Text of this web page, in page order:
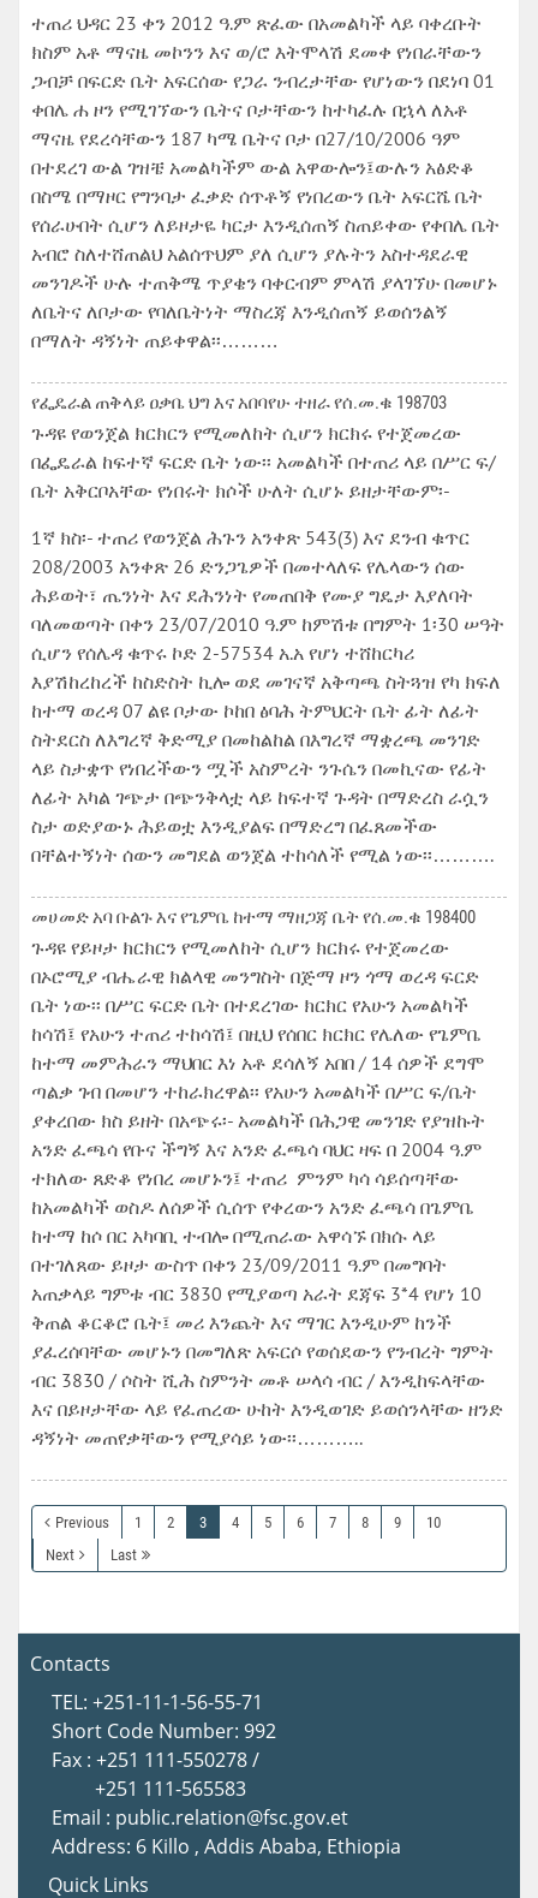
ተጠሪ ህዳር 23 ቀን 2012 ዓ.ም ጽፈው በአመልካች ላይ ባቀረቡት
ክስም አቶ ማናዜ መኮንን እና ወ/ሮ እትሞላሽ ደመቀ የነበራቸውን
ጋብቻ በፍርድ ቤት አፍርሰው የጋራ ንብረታቸው የሆነውን በደነባ 01
ቀበሌ ሐ ዞን የሚገኘውን ቤትና ቦታቸውን ከተካፈሉ በኋላ ለአቶ
ማናዜ የደረሳቸውን 187 ካሜ ቤትና ቦታ በ27/10/2006 ዓም
በተደረገ ውል ገዝቼ አመልካችም ውል አዋውሎን፤ውሉን አፅድቆ
በስሜ በማዞር የግንባታ ፈቃድ ሰጥቶኝ የነበረውን ቤት አፍርሼ ቤት
የሰራሁበት ሲሆን ለይዞታዬ ካርታ እንዲሰጠኝ ስጠይቀው የቀበሌ ቤት
አብሮ ስለተሸጠልህ አልሰጥህም ያለ ሲሆን ያሉትን አስተዳደራዊ
መንገዶች ሁሉ ተጠቅሜ ጥያቄን ባቀርብም ምላሽ ያላገኘሁ በመሆኑ
ለቤትና ለቦታው የባለቤትነት ማስረጃ እንዲሰጠኝ ይወሰንልኝ
በማለት ዳኝነት ጠይቀዋል፡፡………
የፌዴራል ጠቅላይ ዐቃቤ ህግ እና አበባየሁ ተዘራ የሰ.መ.ቁ 198703
ጉዳዩ የወንጀል ክርክርን የሚመለከት ሲሆን ክርክሩ የተጀመረው
በፌዴራል ከፍተኛ ፍርድ ቤት ነው፡፡ አመልካች በተጠሪ ላይ በሥር ፍ/
ቤት አቅርቦአቸው የነበሩት ክሶች ሁለት ሲሆኑ ይዘታቸውም፡-
1ኛ ክስ፡- ተጠሪ የወንጀል ሕጉን አንቀጽ 543(3) እና ደንብ ቁጥር
208/2003 አንቀጽ 26 ድንጋጌዎች በመተላለፍ የሌላውን ሰው
ሕይወት፣ ጤንነት እና ደሕንነት የመጠበቅ የሙያ ግዴታ እያለባት
ባለመወጣት በቀን 23/07/2010 ዓ.ም ከምሽቱ በግምት 1፡30 ሠዓት
ሲሆን የሰሌዳ ቁጥሩ ኮድ 2-57534 አ.አ የሆነ ተሸከርካሪ
እያሽከረከረች ከስድስት ኪሎ ወደ መገናኛ አቅጣጫ ስትጓዝ የካ ክፍለ
ከተማ ወረዳ 07 ልዩ ቦታው ኮከበ ፅባሕ ትምህርት ቤት ፊት ለፊት
ስትደርስ ለእግረኛ ቅድሚያ በመከልከል በእግረኛ ማቋረጫ መንገድ
ላይ ስታቋጥ የነበረችውን ሟች አስምረት ንጉሴን በመኪናው የፊት
ለፊት አካል ገጭታ በጭንቅላቷ ላይ ከፍተኛ ጉዳት በማድረስ ራሷን
ስታ ወድያውኑ ሕይወቷ እንዲያልፍ በማድረግ በፈጸመችው
በቸልተኝነት ሰውን መግደል ወንጀል ተከሳለች የሚል ነው፡፡……….
መሀመድ አባ ቡልጉ እና የጌምቤ ከተማ ማዘጋጃ ቤት የሰ.መ.ቁ 198400
ጉዳዩ የይዞታ ክርክርን የሚመለከት ሲሆን ክርክሩ የተጀመረው
በኦሮሚያ ብሔራዊ ክልላዊ መንግስት በጅማ ዞን ጎማ ወረዳ ፍርድ
ቤት ነው፡፡ በሥር ፍርድ ቤት በተደረገው ክርክር የአሁን አመልካች
ከሳሽ፤ የአሁን ተጠሪ ተከሳሽ፤ በዚህ የሰበር ክርክር የሌለው የጌምቤ
ከተማ መምሕራን ማህበር እነ አቶ ደሳለኝ አበበ / 14 ሰዎች ደግሞ
ጣልቃ ገብ በመሆን ተከራክረዋል፡፡ የአሁን አመልካች በሥር ፍ/ቤት
ያቀረበው ክስ ይዘት በአጭሩ፡- አመልካች በሕጋዊ መንገድ የያዝኩት
አንድ ፈጫሳ የቡና ችግኝ እና አንድ ፈጫሳ ባህር ዛፍ በ 2004 ዓ.ም
ተክለው ጸድቆ የነበረ መሆኑን፤ ተጠሪ ምንም ካሳ ሳይሰጣቸው
ከአመልካች ወስዶ ለሰዎች ሲሰጥ የቀረውን አንድ ፈጫሳ በጌምቤ
ከተማ ከሶ በር አካባቢ ተብሎ በሚጠራው አዋሳኙ በክሱ ላይ
በተገለጸው ይዞታ ውስጥ በቀን 23/09/2011 ዓ.ም በመግባት
አጠቃላይ ግምቱ ብር 3830 የሚያወጣ አራት ደጃፍ 3*4 የሆነ 10
ቅጠል ቆርቆሮ ቤት፤ መሪ እንጨት እና ማገር እንዲሁም ከንች
ያፈረሰባቸው መሆኑን በመግለጽ አፍርሶ የወሰደውን የንብረት ግምት
ብር 3830 / ሶስት ሺሕ ስምንት መቶ ሠላሳ ብር / እንዲከፍላቸው
እና በይዞታቸው ላይ የፈጠረው ሁከት እንዲወገድ ይወሰንላቸው ዘንድ
ዳኝነት መጠየቃቸውን የሚያሳይ ነው፡፡………..
Previous 1 2 3 4 5 6 7 8 9
10
Next
Last
Contacts
TEL: +251-11-1-56-55-71
Short Code Number: 992
Fax : +251 111-550278 /
+251 111-565583
Email : public.relation@fsc.gov.et
Address: 6 Killo , Addis Ababa, Ethiopia
Quick Links